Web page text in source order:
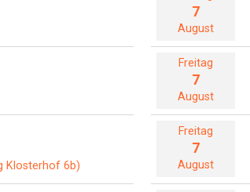
7
August
Freitag
7
August
Klosterhof 6b)
Freitag
7
August